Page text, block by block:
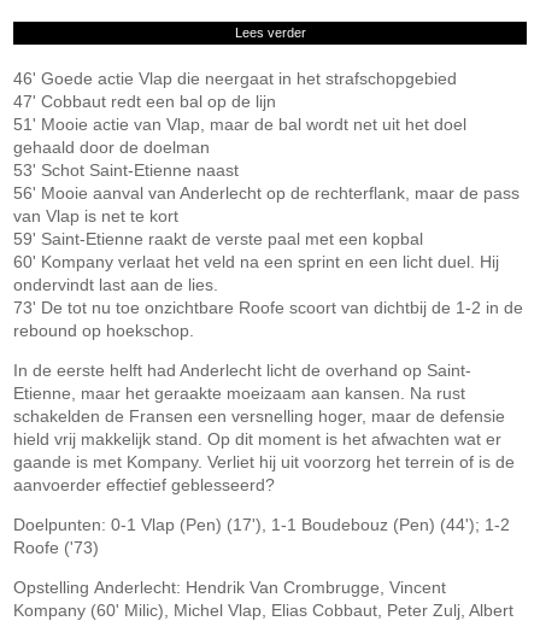
Lees verder
46' Goede actie Vlap die neergaat in het strafschopgebied
47' Cobbaut redt een bal op de lijn
51' Mooie actie van Vlap, maar de bal wordt net uit het doel
gehaald door de doelman
53' Schot Saint-Etienne naast
56' Mooie aanval van Anderlecht op de rechterflank, maar de pass
van Vlap is net te kort
59' Saint-Etienne raakt de verste paal met een kopbal
60' Kompany verlaat het veld na een sprint en een licht duel. Hij
ondervindt last aan de lies.
73' De tot nu toe onzichtbare Roofe scoort van dichtbij de 1-2 in de
rebound op hoekschop.
In de eerste helft had Anderlecht licht de overhand op Saint-
Etienne, maar het geraakte moeizaam aan kansen. Na rust
schakelden de Fransen een versnelling hoger, maar de defensie
hield vrij makkelijk stand. Op dit moment is het afwachten wat er
gaande is met Kompany. Verliet hij uit voorzorg het terrein of is de
aanvoerder effectief geblesseerd?
Doelpunten: 0-1 Vlap (Pen) (17'), 1-1 Boudebouz (Pen) (44'); 1-2
Roofe ('73)
Opstelling Anderlecht: Hendrik Van Crombrugge, Vincent
Kompany (60' Milic), Michel Vlap, Elias Cobbaut, Peter Zulj, Albert